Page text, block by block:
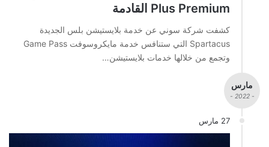
Plus Premium القادمة
كشفت شركة سوني عن خدمة بلايستيشن بلس الجديدة
Spartacus التي ستنافس خدمة مايكروسوفت Game Pass
وتجمع من خلالها خدمات بلايستيشن…
مارس
- 2022 -
27 مارس